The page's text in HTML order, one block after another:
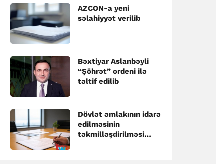
AZCON-a yeni
səlahiyyət verilib
Bəxtiyar Aslanbəyli
“Şöhrət” ordeni ilə
təltif edilib
Dövlət əmlakının idarə
edilməsinin
təkmilləşdirilməsi